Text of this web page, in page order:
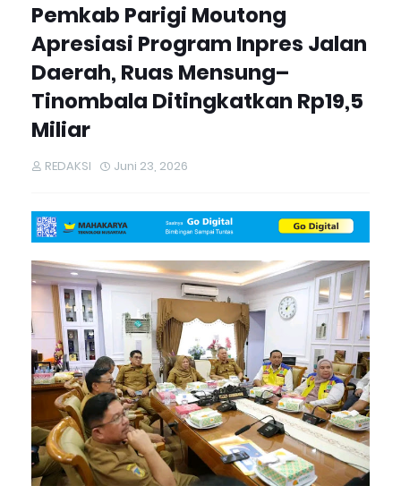
Pemkab Parigi Moutong
Apresiasi Program Inpres Jalan
Daerah, Ruas Mensung–
Tinombala Ditingkatkan Rp19,5
Miliar
REDAKSI Juni 23, 2026